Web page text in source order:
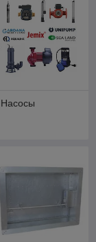
ия (ОВиК)
Насосы